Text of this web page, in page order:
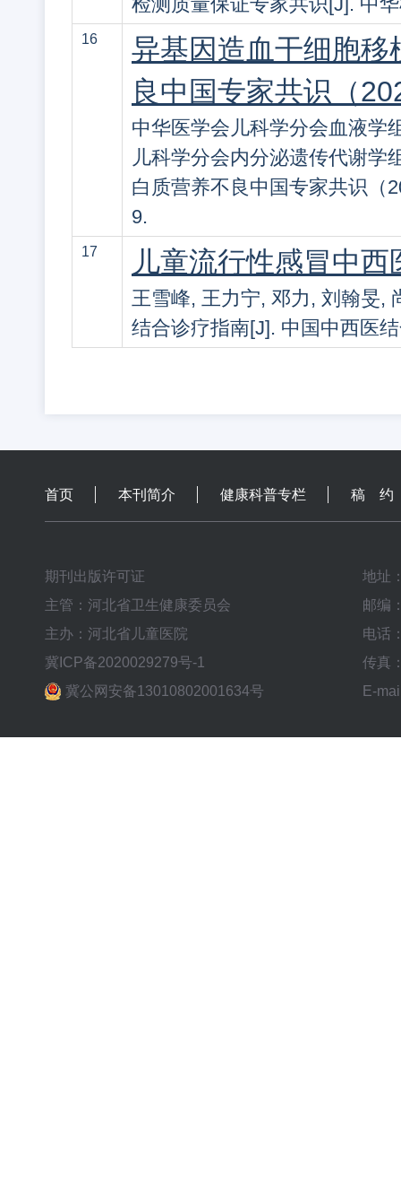
16
异基因造血干细胞
良中国专家共识（
中华医学会儿科学分会血液学
儿科学分会内分泌遗传代谢学
白质营养不良中国专家共识（
9.
17 儿童流行性感冒中
王雪峰, 王力宁, 邓力, 刘翰旻,
结合诊疗指南[J]. 中国中西医
首页 本刊简介 健康科普专栏 稿 约
期刊出版许可证
主管：河北省卫生健康委员会
主办：河北省儿童医院
冀ICP备2020029279号-1
冀公网安备13010802001634号
地址
邮编
电话
传真
E-